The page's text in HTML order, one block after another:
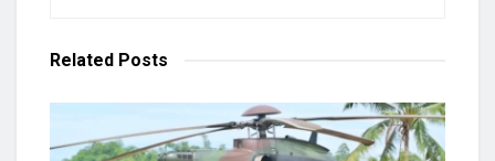
Related Posts